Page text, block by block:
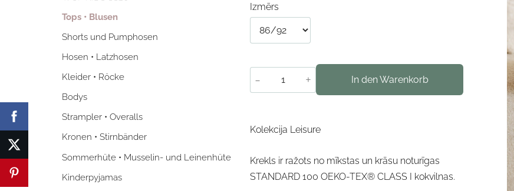
Tops • Blusen
Shorts und Pumphosen
Hosen • Latzhosen
Kleider • Röcke
Bodys
Strampler • Overalls
Kronen • Stirnbänder
Sommerhüte • Musselin- und Leinenhüte
Kinderpyjamas
Izmērs
- + In den Warenkorb
Kolekcija Leisure
Krekls ir ražots no mīkstas un krāsu noturīgas
STANDARD 100 OEKO-TEX® CLASS I kokvilnas.